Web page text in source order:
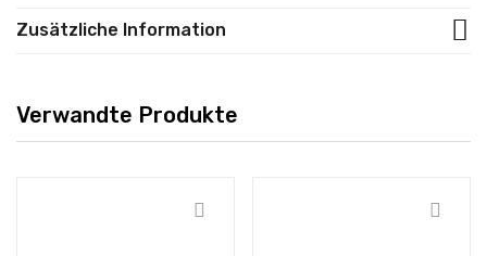
Zusätzliche Information
Verwandte Produkte